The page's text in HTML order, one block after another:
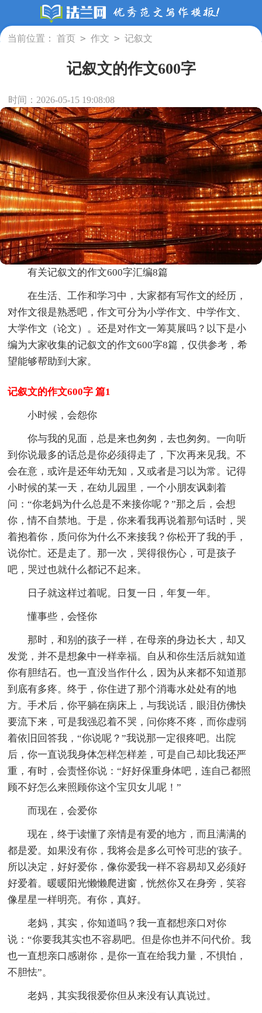
当前位置： 首页 > 作文 > 记叙文
记叙文的作文600字
时间：2026-05-15 19:08:08
有关记叙文的作文600字汇编8篇
在生活、工作和学习中，大家都有写作文的经历，
对作文很是熟悉吧，作文可分为小学作文、中学作文、
大学作文（论文）。还是对作文一筹莫展吗？以下是小
编为大家收集的记叙文的作文600字8篇，仅供参考，希
望能够帮助到大家。
记叙文的作文600字 篇1
小时候，会怨你
你与我的见面，总是来也匆匆，去也匆匆。一向听
到你说最多的话总是你必须得走了，下次再来见我。不
会在意，或许是还年幼无知，又或者是习以为常。记得
小时候的某一天，在幼儿园里，一个小朋友讽刺着
问：“你老妈为什么总是不来接你呢？”那之后，会想
你，情不自禁地。于是，你来看我再说着那句话时，哭
着抱着你，质问你为什么不来接我？你松开了我的手，
说你忙。还是走了。那一次，哭得很伤心，可是孩子
吧，哭过也就什么都记不起来。
日子就这样过着呢。日复一日，年复一年。
懂事些，会怪你
那时，和别的孩子一样，在母亲的身边长大，却又
发觉，并不是想象中一样幸福。自从和你生活后就知道
你有胆结石。也一直没当作什么，因为从来都不知道那
到底有多疼。终于，你住进了那个消毒水处处有的地
方。手术后，你平躺在病床上，与我说话，眼泪仿佛快
要流下来，可是我强忍着不哭，问你疼不疼，而你虚弱
着依旧回答我，“你说呢？”我说那一定很疼吧。出院
后，你一直说我身体怎样怎样差，可是自己却比我还严
重，有时，会责怪你说：“好好保重身体吧，连自己都照
顾不好怎么来照顾你这个宝贝女儿呢！”
而现在，会爱你
现在，终于读懂了亲情是有爱的地方，而且满满的
都是爱。如果没有你，我将会是多么可怜可悲的'孩子。
所以决定，好好爱你，像你爱我一样不容易却又必须好
好爱着。暖暖阳光懒懒爬进窗，恍然你又在身旁，笑容
像星星一样明亮。有你，真好。
老妈，其实，你知道吗？我一直都想亲口对你
说：“你要我其实也不容易吧。但是你也并不问代价。我
也一直想亲口感谢你，是你一直在给我力量，不惧怕，
不胆怯”。
老妈，其实我很爱你但从来没有认真说过。